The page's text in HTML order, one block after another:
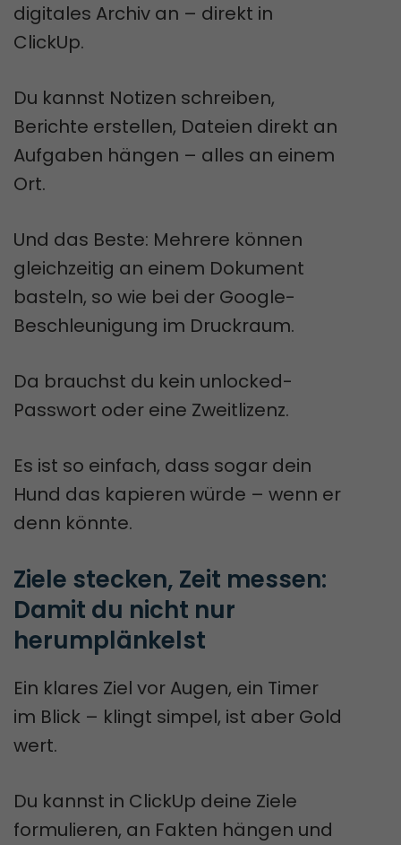
digitales Archiv an – direkt in
ClickUp.
Du kannst Notizen schreiben,
Berichte erstellen, Dateien direkt an
Aufgaben hängen – alles an einem
Ort.
Und das Beste: Mehrere können
gleichzeitig an einem Dokument
basteln, so wie bei der Google-
Beschleunigung im Druckraum.
Da brauchst du kein unlocked-
Passwort oder eine Zweitlizenz.
Es ist so einfach, dass sogar dein
Hund das kapieren würde – wenn er
denn könnte.
Ziele stecken, Zeit messen:
Damit du nicht nur
herumplänkelst
Ein klares Ziel vor Augen, ein Timer
im Blick – klingt simpel, ist aber Gold
wert.
Du kannst in ClickUp deine Ziele
formulieren, an Fakten hängen und